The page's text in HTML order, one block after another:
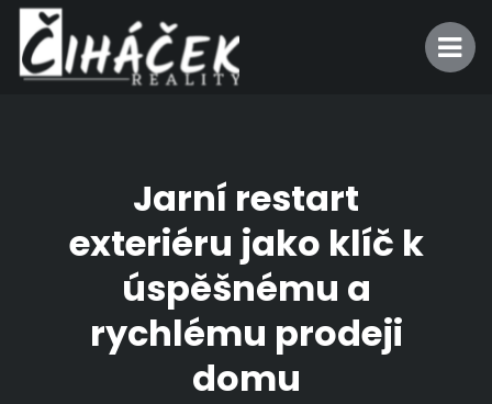
Jarní restart
exteriéru jako klíč k
úspěšnému a
rychlému prodeji
domu